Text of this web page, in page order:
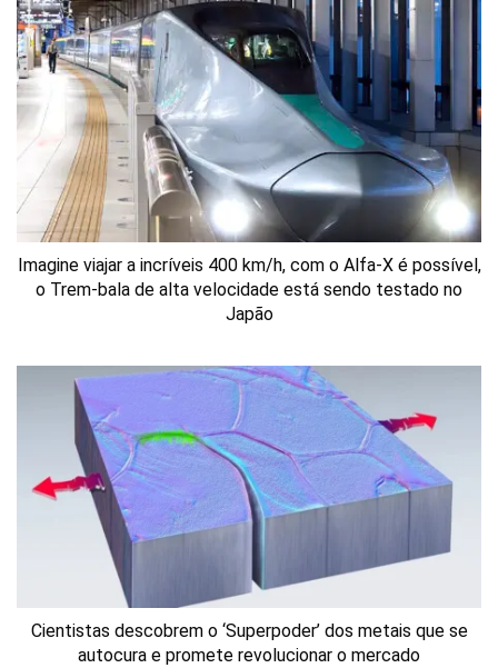
Imagine viajar a incríveis 400 km/h, com o Alfa-X é possível,
o Trem-bala de alta velocidade está sendo testado no
Japão
Cientistas descobrem o ‘Superpoder’ dos metais que se
autocura e promete revolucionar o mercado